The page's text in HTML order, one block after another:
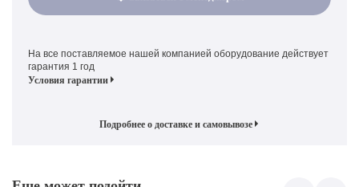
На все поставляемое нашей компанией оборудование действует
гарантия 1 год
Условия гарантии
Подробнее о доставке и самовывозе